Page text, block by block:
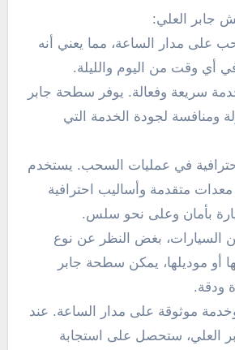
جابر العلي:
على مدار الساعة، مما يعني أنه
أي وقت من اليوم والليلة.
سريعة وفعالة. يوفر سطحة جابر
ومنافسة لجودة الخدمة التي
في عمليات السحب. يستخدم
متقدمة وأساليب احترافية
بأمان وعلى نحو سلس.
السيارات، بغض النظر عن نوع
أو موديلها، يمكن سطحة جابر
ودقة.
موثوقة على مدار الساعة. عند
العلي، ستحصل على استجابة